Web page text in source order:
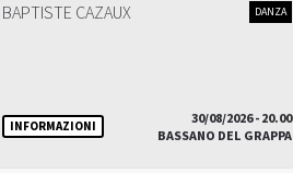
BAPTISTE CAZAUX DANZA
INFORMAZIONI
30/08/2026 - 20.00
BASSANO DEL GRAPPA